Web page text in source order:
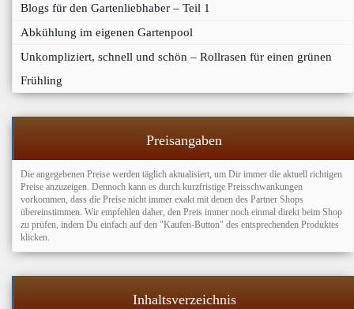
Blogs für den Gartenliebhaber – Teil 1
Abkühlung im eigenen Gartenpool
Unkompliziert, schnell und schön – Rollrasen für einen grünen
Frühling
Preisangaben
Die angegebenen Preise werden täglich aktualisiert, um Dir immer die aktuell richtigen
Preise anzuzeigen. Dennoch kann es durch kurzfristige Preisschwankungen
vorkommen, dass die Preise nicht immer exakt mit denen des Partner Shops
übereinstimmen. Wir empfehlen daher, den Preis immer noch einmal direkt beim Shop
zu prüfen, indem Du einfach auf den "Kaufen-Button" des entsprechenden Produktes
klicken.
Inhaltsverzeichnis